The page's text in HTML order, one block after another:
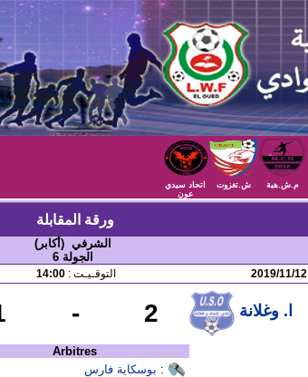
م.ش.هبة ش.تغزوت
اتحاد سيدي
عون
ورقة المقابلة
الشرفي (أكابر)
الجولة 6
2019/11/12 التوقـيـت :14:00
ا. وغلانة 2
-
Arbitres
: بوسكاية فارس